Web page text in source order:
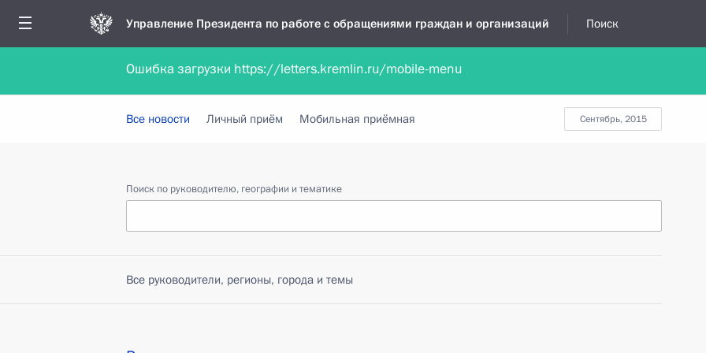
Управление Президента по работе с обращениями граждан и организаций Поиск
Обратиться в форме электронного документа Обратиться в устной форме
сентябрь, 2015
Все новости Личный приём Мобильная приёмная
Поиск по руководителю, географии и тематике
Все руководители, регионы, города и темы
Ошибка загрузки https://letters.kremlin.ru/mobile-menu